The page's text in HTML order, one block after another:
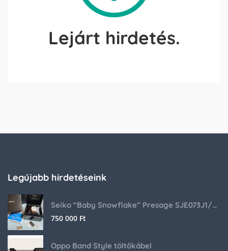
Lejárt hirdetés.
Legújabb hirdetéseink
Seiko “Baby Snowflake” Presage SJE073J1/SARA015 Limited Edition
750 000 Ft
Oppo Band Style töltőkábel